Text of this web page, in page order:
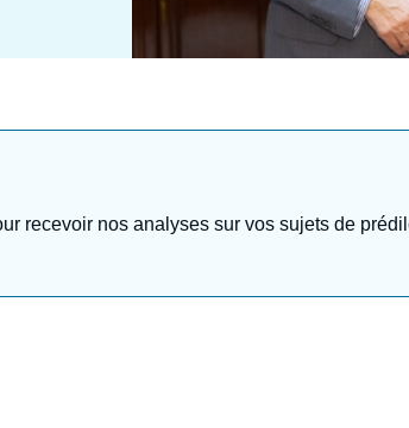
recevoir nos analyses sur vos sujets de